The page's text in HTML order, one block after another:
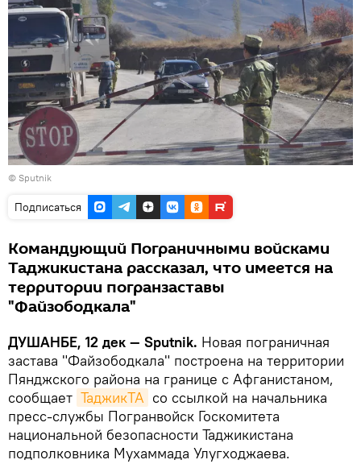
© Sputnik
Подписаться
Командующий Пограничными войсками
Таджикистана рассказал, что имеется на
территории погранзаставы
"Файзободкала"
ДУШАНБЕ, 12 дек — Sputnik. Новая пограничная
застава "Файзободкала" построена на территории
Пянджского района на границе с Афганистаном,
сообщает ТаджикТА со ссылкой на начальника
пресс-службы Погранвойск Госкомитета
национальной безопасности Таджикистана
подполковника Мухаммада Улугходжаева.